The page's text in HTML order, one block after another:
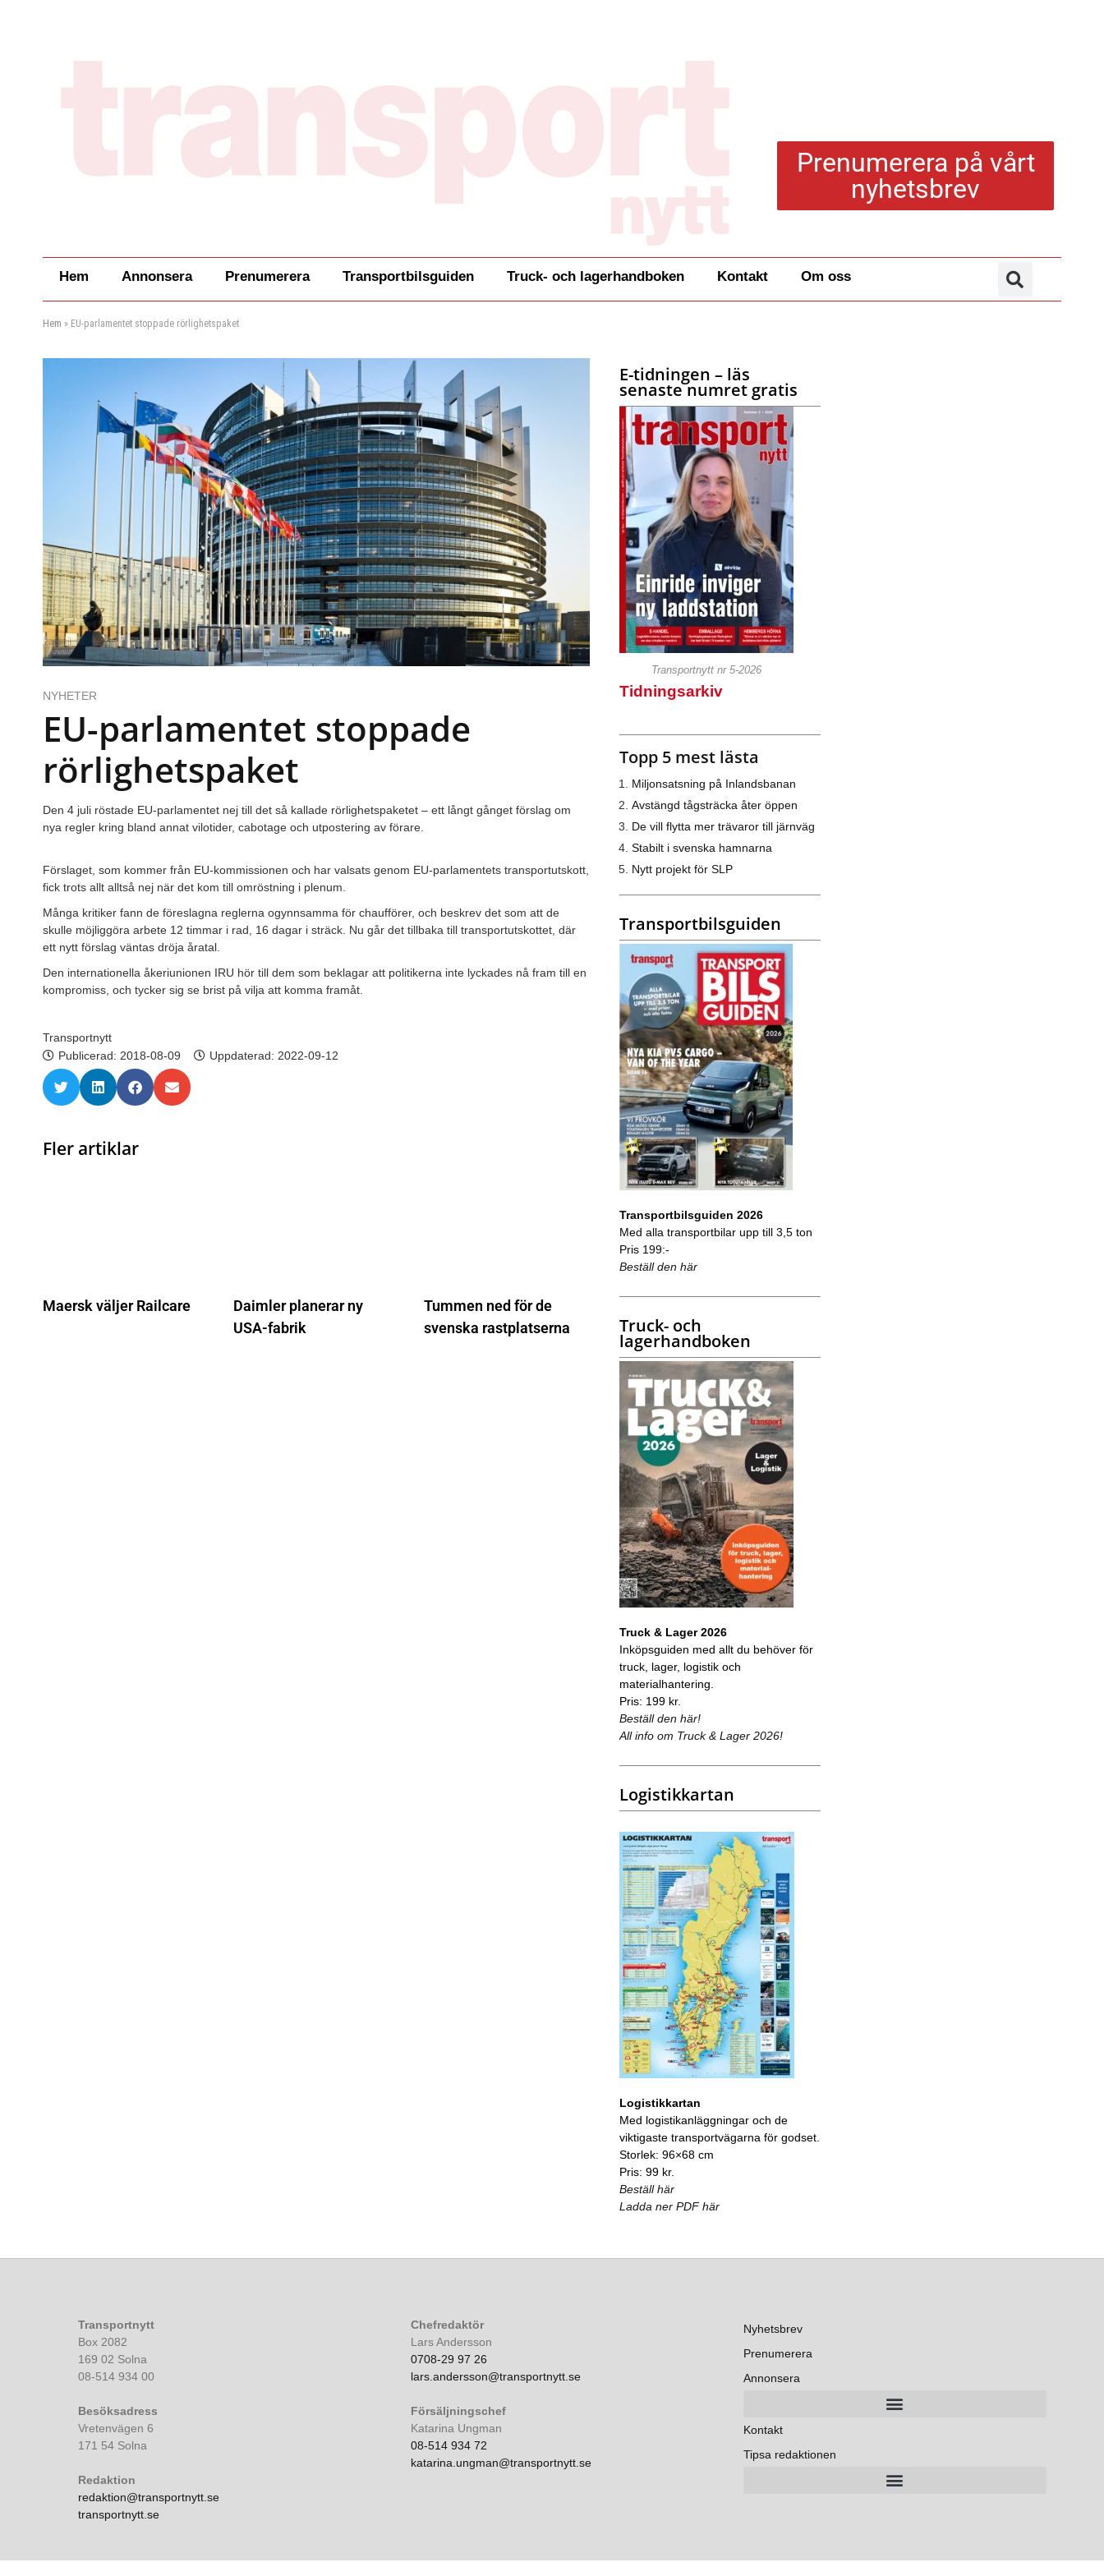
Prenumerera på vårt
nyhetsbrev
Hem Annonsera Prenumerera Transportbilsguiden Truck- och lagerhandboken Kontakt Om oss
Hem » EU-parlamentet stoppade rörlighetspaket
NYHETER
EU-parlamentet stoppade
rörlighetspaket
Den 4 juli röstade EU-parlamentet nej till det så kallade rörlighetspaketet – ett långt gånget förslag om
nya regler kring bland annat vilotider, cabotage och utpostering av förare.
Förslaget, som kommer från EU-kommissionen och har valsats genom EU-parlamentets transportutskott,
fick trots allt alltså nej när det kom till omröstning i plenum.
Många kritiker fann de föreslagna reglerna ogynnsamma för chaufförer, och beskrev det som att de
skulle möjliggöra arbete 12 timmar i rad, 16 dagar i sträck. Nu går det tillbaka till transportutskottet, där
ett nytt förslag väntas dröja åratal.
Den internationella åkeriunionen IRU hör till dem som beklagar att politikerna inte lyckades nå fram till en
kompromiss, och tycker sig se brist på vilja att komma framåt.
Transportnytt
Publicerad: 2018-08-09 Uppdaterad: 2022-09-12
Fler artiklar
Maersk väljer Railcare
Daimler planerar ny
USA-fabrik
Tummen ned för de
svenska rastplatserna
E-tidningen – läs
senaste numret gratis
Transportnytt nr 5-2026
Tidningsarkiv
Topp 5 mest lästa
Miljonsatsning på Inlandsbanan
Avstängd tågsträcka åter öppen
De vill flytta mer trävaror till järnväg
Stabilt i svenska hamnarna
Nytt projekt för SLP
Transportbilsguiden
Transportbilsguiden 2026
Med alla transportbilar upp till 3,5 ton
Pris 199:-
Beställ den här
Truck- och
lagerhandboken
Truck & Lager 2026
Inköpsguiden med allt du behöver för
truck, lager, logistik och
materialhantering.
Pris: 199 kr.
Beställ den här!
All info om Truck & Lager 2026!
Logistikkartan
Logistikkartan
Med logistikanläggningar och de
viktigaste transportvägarna för godset.
Storlek: 96×68 cm
Pris: 99 kr.
Beställ här
Ladda ner PDF här
Transportnytt
Box 2082
169 02 Solna
08-514 934 00
Besöksadress
Vretenvägen 6
171 54 Solna
Redaktion
redaktion@transportnytt.se
transportnytt.se
Chefredaktör
Lars Andersson
0708-29 97 26
lars.andersson@transportnytt.se
Försäljningschef
Katarina Ungman
08-514 934 72
katarina.ungman@transportnytt.se
Nyhetsbrev
Prenumerera
Annonsera
Kontakt
Tipsa redaktionen